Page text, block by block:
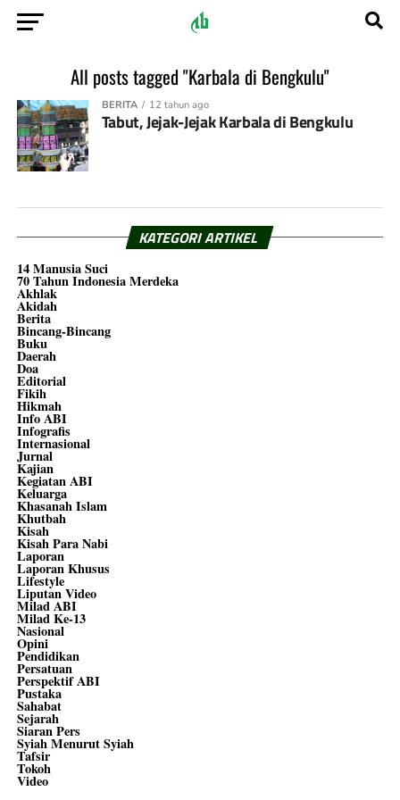
All posts tagged "Karbala di Bengkulu"
BERITA 12 tahun ago
Tabut, Jejak-Jejak Karbala di Bengkulu
KATEGORI ARTIKEL
14 Manusia Suci
70 Tahun Indonesia Merdeka
Akhlak
Akidah
Berita
Bincang-Bincang
Buku
Daerah
Doa
Editorial
Fikih
Hikmah
Info ABI
Infografis
Internasional
Jurnal
Kajian
Kegiatan ABI
Keluarga
Khasanah Islam
Khutbah
Kisah
Kisah Para Nabi
Laporan
Laporan Khusus
Lifestyle
Liputan Video
Milad ABI
Milad Ke-13
Nasional
Opini
Pendidikan
Persatuan
Perspektif ABI
Pustaka
Sahabat
Sejarah
Siaran Pers
Syiah Menurut Syiah
Tafsir
Tokoh
Video